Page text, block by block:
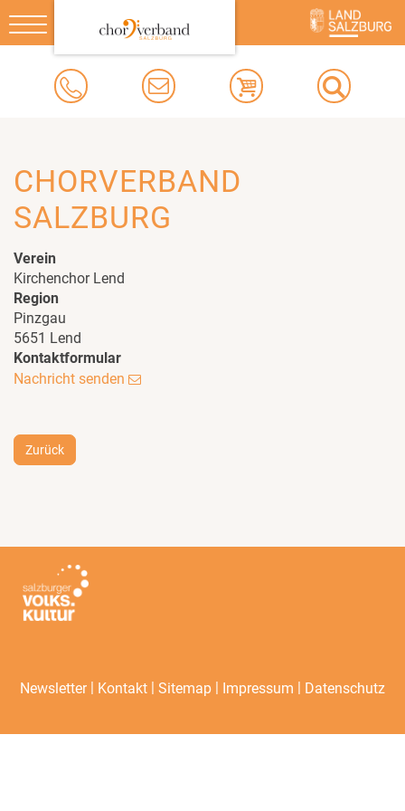
Toggle
navigation
CHORVERBAND
SALZBURG
Verein
Kirchenchor Lend
Region
Pinzgau
5651 Lend
Kontaktformular
Nachricht senden
Zurück
Newsletter | Kontakt | Sitemap | Impressum | Datenschutz